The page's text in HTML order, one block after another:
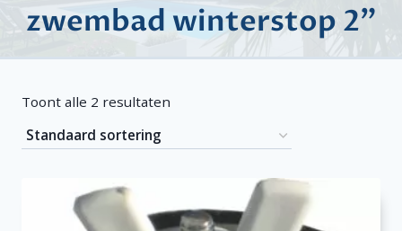
zwembad winterstop 2"
Toont alle 2 resultaten